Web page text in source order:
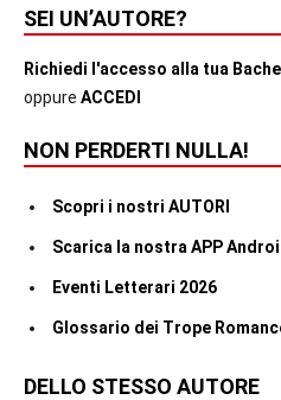
SEI UN’AUTORE?
Richiedi l'accesso alla tua
oppure ACCEDI
NON PERDERTI NULLA!
Scopri i nostri AUTORI
Scarica la nostra APP
Eventi Letterari 2026
Glossario dei Trope
DELLO STESSO AUTORE